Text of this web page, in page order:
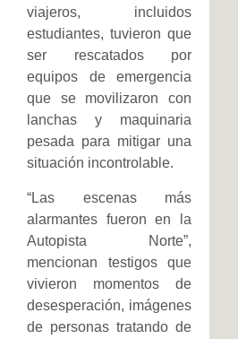
viajeros, incluidos
estudiantes, tuvieron que
ser rescatados por
equipos de emergencia
que se movilizaron con
lanchas y maquinaria
pesada para mitigar una
situación incontrolable.
“Las escenas más
alarmantes fueron en la
Autopista Norte”,
mencionan testigos que
vivieron momentos de
desesperación, imágenes
de personas tratando de